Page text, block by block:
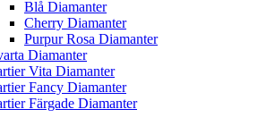
Blå Diamanter
Cherry Diamanter
Purpur Rosa Diamanter
Diamanter
Vita Diamanter
Fancy Diamanter
Färgade Diamanter